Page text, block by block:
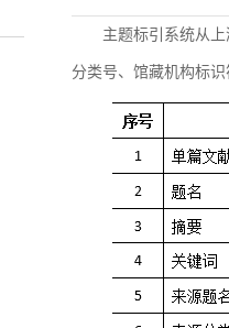
主题标引系统从
分类号、馆藏机构标